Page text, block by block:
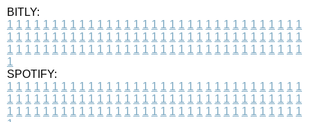
BITLY:
1 1 1 1 1 1 1 1 1 1 1 1 1 1 1 1 1 1 1 1 1 1 1 1 1 1 1 1 1 1 1 1 1
1 1 1 1 1 1 1 1 1 1 1 1 1 1 1 1 1 1 1 1 1 1 1 1 1 1 1 1 1 1 1 1 1
1 1 1 1 1 1 1 1 1 1 1 1 1 1 1 1 1 1 1 1 1 1 1 1 1 1 1 1 1 1 1 1 1
1
SPOTIFY:
1 1 1 1 1 1 1 1 1 1 1 1 1 1 1 1 1 1 1 1 1 1 1 1 1 1 1 1 1 1 1 1 1
1 1 1 1 1 1 1 1 1 1 1 1 1 1 1 1 1 1 1 1 1 1 1 1 1 1 1 1 1 1 1 1 1
1 1 1 1 1 1 1 1 1 1 1 1 1 1 1 1 1 1 1 1 1 1 1 1 1 1 1 1 1 1 1 1 1